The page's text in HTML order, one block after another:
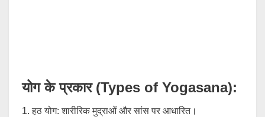
योग के प्रकार (Types of Yogasana):
1. हठ योग: शारीरिक मुद्राओं और सांस पर आधारित।